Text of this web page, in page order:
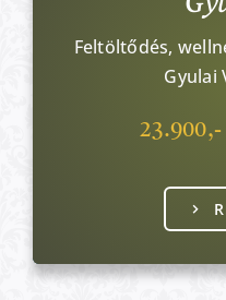
Feltöltődés,
Gyulai